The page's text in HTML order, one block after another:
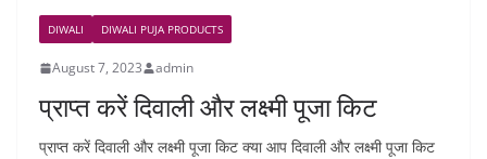
DIWALI DIWALI PUJA PRODUCTS
August 7, 2023 admin
प्राप्त करें दिवाली और लक्ष्मी पूजा किट
प्राप्त करें दिवाली और लक्ष्मी पूजा किट क्या आप दिवाली और लक्ष्मी पूजा किट